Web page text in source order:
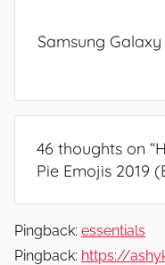
Samsung Galaxy
46 thoughts on “
Pie Emojis 2019
Pingback: essentials
Pingback: https://